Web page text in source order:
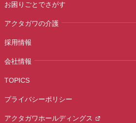
お困りごとでさがす
アクタガワの介護
採用情報
会社情報
TOPICS
プライバシーポリシー
アクタガワホールディングス